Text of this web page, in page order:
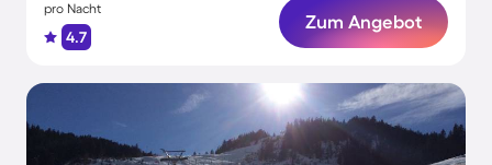
pro Nacht
4.7
Zum Angebot